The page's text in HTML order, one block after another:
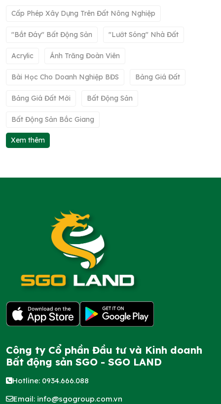
Cấp Phép Xây Dựng Trên Đất Nông Nghiệp
"bắt Đáy" Bất Động Sản "lướt Sóng" Nhà Đất
Acrylic Ánh Trăng Đoàn Viên
Bài Học Cho Doanh Nghiệp BĐS Bảng Giá Đất
Bảng Giá Đất Mới Bất Động Sản
Bất Động Sản Bắc Giang
Xem thêm
Công ty Cổ phần Đầu tư và Kinh doanh
Bất động sản SGO - SGO LAND
Hotline: 0934.666.088
Email: info@sgogroup.com.vn